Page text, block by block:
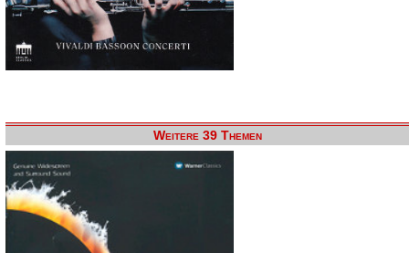
Weitere 39 Themen